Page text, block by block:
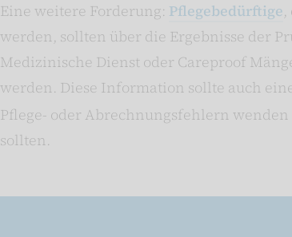
Eine weitere Forderung: Pflegebedürftige
werden, sollten über die Ergebnisse der
Medizinische Dienst oder Careproof
werden. Diese Information sollte auch
Pflege- oder Abrechnungsfehlern
sollten.